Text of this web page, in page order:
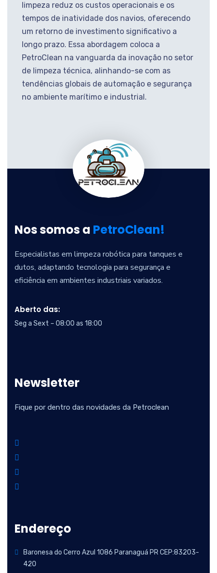
limpeza reduz os custos operacionais e os
tempos de inatividade dos navios, oferecendo
um retorno de investimento significativo a
longo prazo. Essa abordagem coloca a
PetroClean na vanguarda da inovação no setor
de limpeza técnica, alinhando-se com as
tendências globais de automação e segurança
no ambiente marítimo e industrial.
Nos somos a PetroClean!
Especialistas em limpeza robótica para tanques e
dutos, adaptando tecnologia para segurança e
eficiência em ambientes industriais variados.
Aberto das:
Seg a Sext – 08:00 as 18:00
Newsletter
Fique por dentro das novidades da Petroclean
Endereço
Baronesa do Cerro Azul 1086 Paranaguá PR CEP:83203-
420